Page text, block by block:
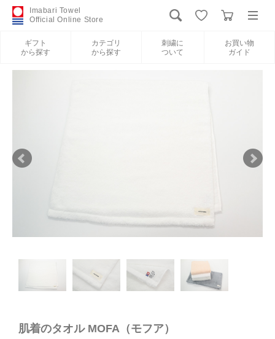
Imabari Towel
Official Online Store
ギフト
から探す
カテゴリ
から探す
刺繍に
ついて
お買い物
ガイド
新規会員登録
お買い物ガイド
当サイトについて
肌着のタオル MOFA（モフア）